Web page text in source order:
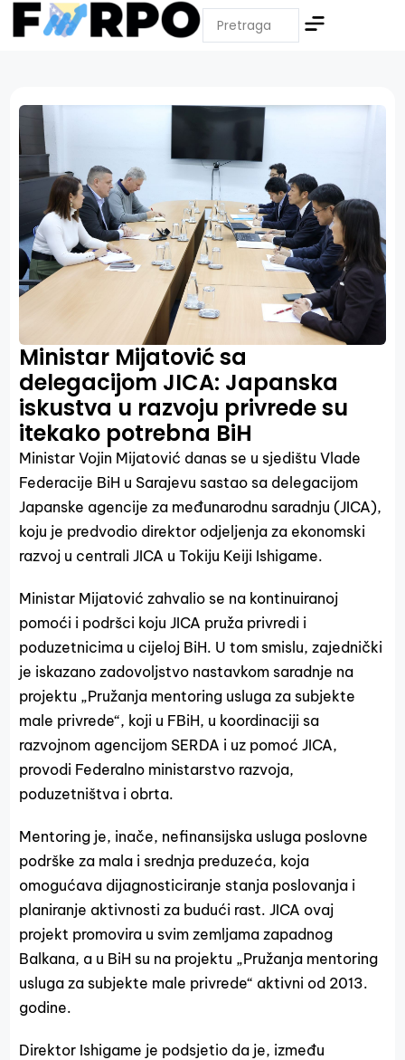
Ministar Mijatović sa
delegacijom JICA: Japanska
iskustva u razvoju privrede su
itekako potrebna BiH
Ministar Vojin Mijatović danas se u sjedištu Vlade
Federacije BiH u Sarajevu sastao sa delegacijom
Japanske agencije za međunarodnu saradnju (JICA),
koju je predvodio direktor odjeljenja za ekonomski
razvoj u centrali JICA u Tokiju Keiji Ishigame.
Ministar Mijatović zahvalio se na kontinuiranoj
pomoći i podršci koju JICA pruža privredi i
poduzetnicima u cijeloj BiH. U tom smislu, zajednički
je iskazano zadovoljstvo nastavkom saradnje na
projektu „Pružanja mentoring usluga za subjekte
male privrede“, koji u FBiH, u koordinaciji sa
razvojnom agencijom SERDA i uz pomoć JICA,
provodi Federalno ministarstvo razvoja,
poduzetništva i obrta.
Mentoring je, inače, nefinansijska usluga poslovne
podrške za mala i srednja preduzeća, koja
omogućava dijagnosticiranje stanja poslovanja i
planiranje aktivnosti za budući rast. JICA ovaj
projekt promovira u svim zemljama zapadnog
Balkana, a u BiH su na projektu „Pružanja mentoring
usluga za subjekte male privrede“ aktivni od 2013.
godine.
Direktor Ishigame je podsjetio da je, između